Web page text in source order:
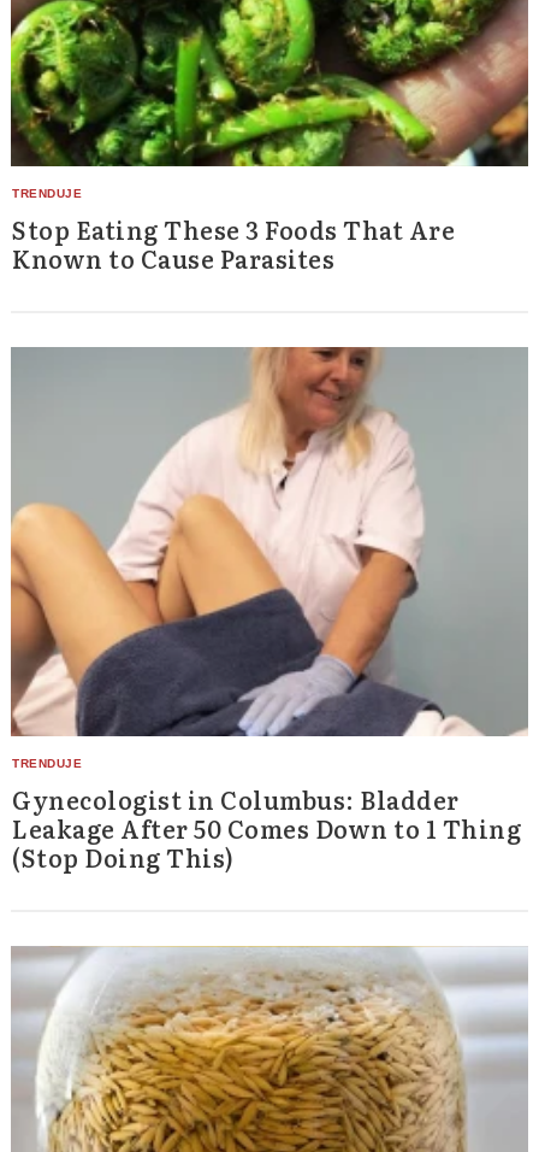
Stop Eating These 3 Foods That Are
Known to Cause Parasites
Gynecologist in Columbus: Bladder
Leakage After 50 Comes Down to 1 Thing
(Stop Doing This)